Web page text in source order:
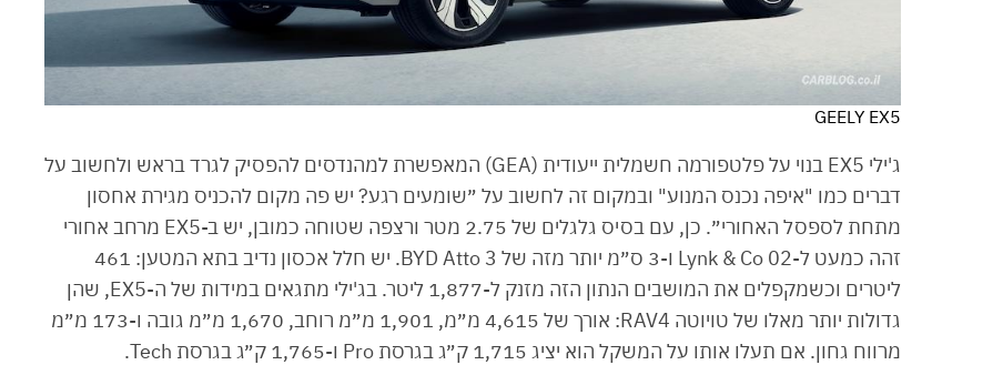
GEELY EX5
ג'ילי EX5 בנוי על פלטפורמה חשמלית ייעודית (GEA) המאפשרת למהנדסים להפסיק לגרד בראש ולחשוב על
דברים כמו "איפה נכנס המנוע" ובמקום זה לחשוב על ״שומעים רגע? יש פה מקום להכניס מגירת אחסון
מתחת לספסל האחורי״. כן, עם בסיס גלגלים של 2.75 מטר ורצפה שטוחה כמובן, יש ב-EX5 מרחב אחורי
זהה כמעט ל-Lynk & Co 02 ו-3 ס״מ יותר מזה של BYD Atto 3. יש חלל אכסון נדיב בתא המטען: 461
ליטרים וכשמקפלים את המושבים הנתון הזה מזנק ל-1,877 ליטר. בג'ילי מתגאים במידות של ה-EX5, שהן
גדולות יותר מאלו של טויוטה RAV4: אורך של 4,615 מ״מ, 1,901 מ״מ רוחב, 1,670 מ״מ גובה ו-173 מ״מ
מרווח גחון. אם תעלו אותו על המשקל הוא יציג 1,715 ק״ג בגרסת Pro ו-1,765 ק״ג בגרסת Tech.